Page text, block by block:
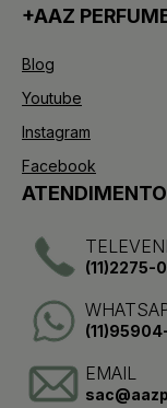
+AAZ
Blog
Youtube
Instagram
Facebook
ATENDIMENTO
(11)2275-
EMAIL